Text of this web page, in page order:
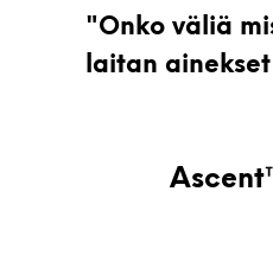
"Onko väliä
laitan